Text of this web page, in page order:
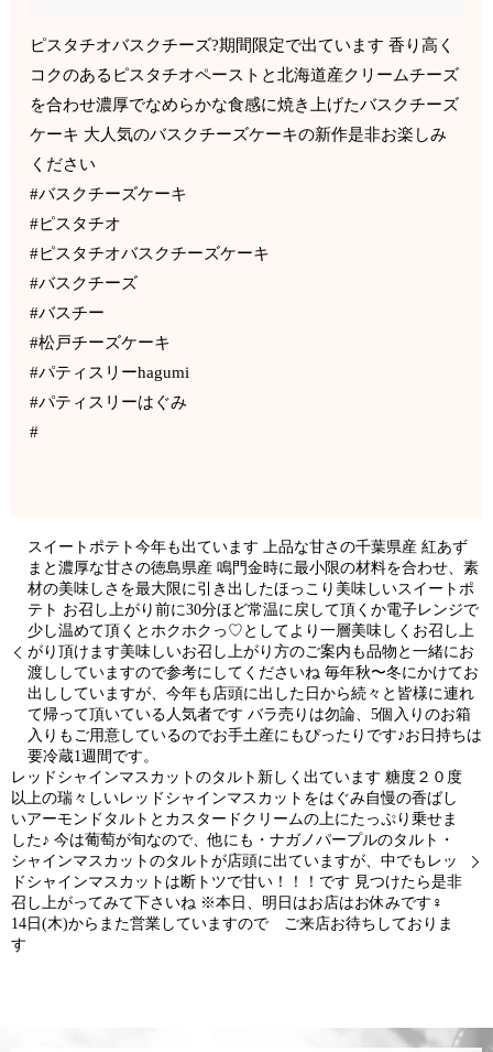
ピスタチオバスクチーズ?期間限定で出ています 香り高く
コクのあるピスタチオペーストと北海道産クリームチーズ
を合わせ濃厚でなめらかな食感に焼き上げたバスクチーズ
ケーキ 大人気のバスクチーズケーキの新作是非お楽しみ
ください
#バスクチーズケーキ
#ピスタチオ
#ピスタチオバスクチーズケーキ
#バスクチーズ
#バスチー
#松戸チーズケーキ
#パティスリーhagumi
#パティスリーはぐみ
#
スイートポテト今年も出ています 上品な甘さの千葉県産 紅あず
まと濃厚な甘さの徳島県産 鳴門金時に最小限の材料を合わせ、素
材の美味しさを最大限に引き出したほっこり美味しいスイートポ
テト お召し上がり前に30分ほど常温に戻して頂くか電子レンジで
少し温めて頂くとホクホクっ♡としてより一層美味しくお召し上
がり頂けます美味しいお召し上がり方のご案内も品物と一緒にお
渡ししていますので参考にしてくださいね 毎年秋〜冬にかけてお
出ししていますが、今年も店頭に出した日から続々と皆様に連れ
て帰って頂いている人気者です バラ売りは勿論、5個入りのお箱
入りもご用意しているのでお手土産にもぴったりです♪お日持ちは
要冷蔵1週間です。
レッドシャインマスカットのタルト新しく出ています 糖度２０度
以上の瑞々しいレッドシャインマスカットをはぐみ自慢の香ばし
いアーモンドタルトとカスタードクリームの上にたっぷり乗せま
した♪ 今は葡萄が旬なので、他にも・ナガノパープルのタルト・
シャインマスカットのタルトが店頭に出ていますが、中でもレッ
ドシャインマスカットは断トツで甘い！！！です 見つけたら是非
召し上がってみて下さいね ※本日、明日はお店はお休みです‍♀️
14日(木)からまた営業していますので ご来店お待ちしておりま
す